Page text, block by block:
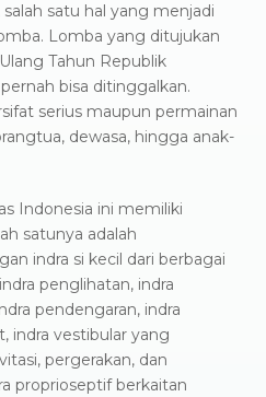
satu hal yang menjadi
Lomba yang ditujukan
Tahun Republik
bisa ditinggalkan.
serius maupun permainan
dewasa, hingga anak-
Indonesia ini memiliki
satunya adalah
indra si kecil dari berbagai
penglihatan, indra
pendengaran, indra
indra vestibular yang
pergerakan, dan
proprioseptif berkaitan